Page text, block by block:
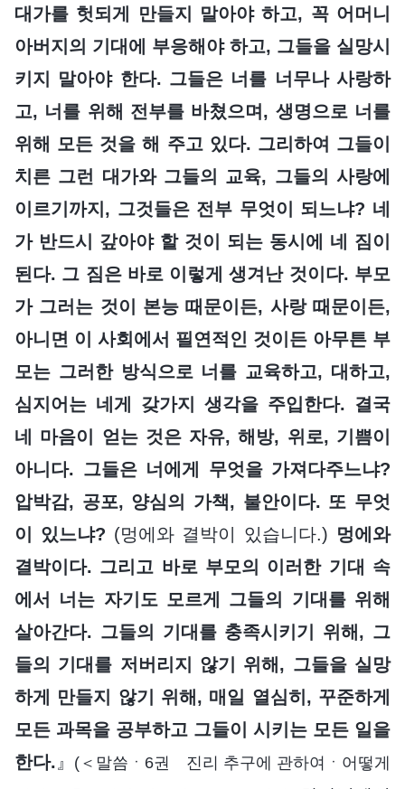
대가를 헛되게 만들지 말아야 하고, 꼭 어머니
아버지의 기대에 부응해야 하고, 그들을 실망시
키지 말아야 한다. 그들은 너를 너무나 사랑하
고, 너를 위해 전부를 바쳤으며, 생명으로 너를
위해 모든 것을 해 주고 있다. 그리하여 그들이
치른 그런 대가와 그들의 교육, 그들의 사랑에
이르기까지, 그것들은 전부 무엇이 되느냐? 네
가 반드시 갚아야 할 것이 되는 동시에 네 짐이
된다. 그 짐은 바로 이렇게 생겨난 것이다. 부모
가 그러는 것이 본능 때문이든, 사랑 때문이든,
아니면 이 사회에서 필연적인 것이든 아무튼 부
모는 그러한 방식으로 너를 교육하고, 대하고,
심지어는 네게 갖가지 생각을 주입한다. 결국
네 마음이 얻는 것은 자유, 해방, 위로, 기쁨이
아니다. 그들은 너에게 무엇을 가져다주느냐?
압박감, 공포, 양심의 가책, 불안이다. 또 무엇
이 있느냐? (멍에와 결박이 있습니다.) 멍에와
결박이다. 그리고 바로 부모의 이러한 기대 속
에서 너는 자기도 모르게 그들의 기대를 위해
살아간다. 그들의 기대를 충족시키기 위해, 그
들의 기대를 저버리지 않기 위해, 그들을 실망
하게 만들지 않기 위해, 매일 열심히, 꾸준하게
모든 과목을 공부하고 그들이 시키는 모든 일을
한다. 』 (＜말씀ㆍ6권 진리 추구에 관하여ㆍ어떻게